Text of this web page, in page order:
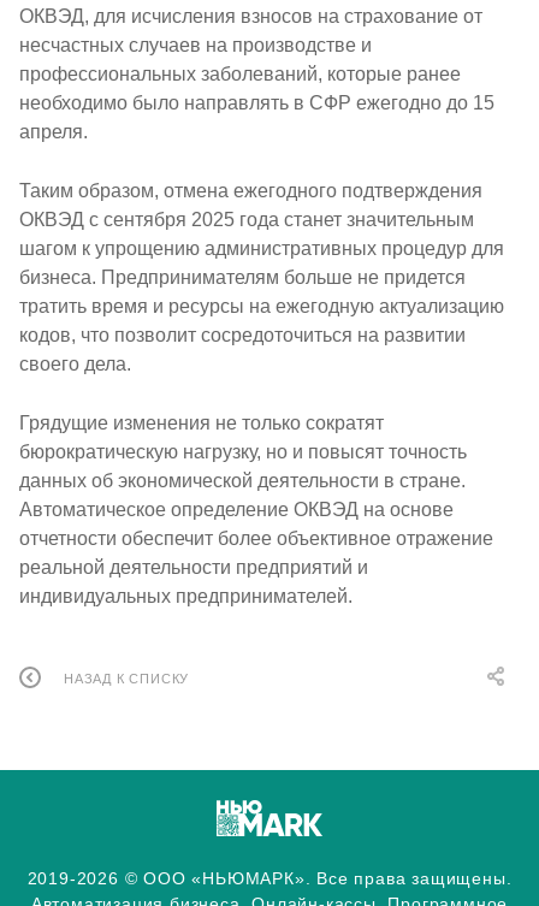
ОКВЭД, для исчисления взносов на страхование от
несчастных случаев на производстве и
профессиональных заболеваний, которые ранее
необходимо было направлять в СФР ежегодно до 15
апреля.
Таким образом, отмена ежегодного подтверждения
ОКВЭД с сентября 2025 года станет значительным
шагом к упрощению административных процедур для
бизнеса. Предпринимателям больше не придется
тратить время и ресурсы на ежегодную актуализацию
кодов, что позволит сосредоточиться на развитии
своего дела.
Грядущие изменения не только сократят
бюрократическую нагрузку, но и повысят точность
данных об экономической деятельности в стране.
Автоматическое определение ОКВЭД на основе
отчетности обеспечит более объективное отражение
реальной деятельности предприятий и
индивидуальных предпринимателей.
НАЗАД К СПИСКУ
2019-2026 © ООО «НЬЮМАРК». Все права защищены.